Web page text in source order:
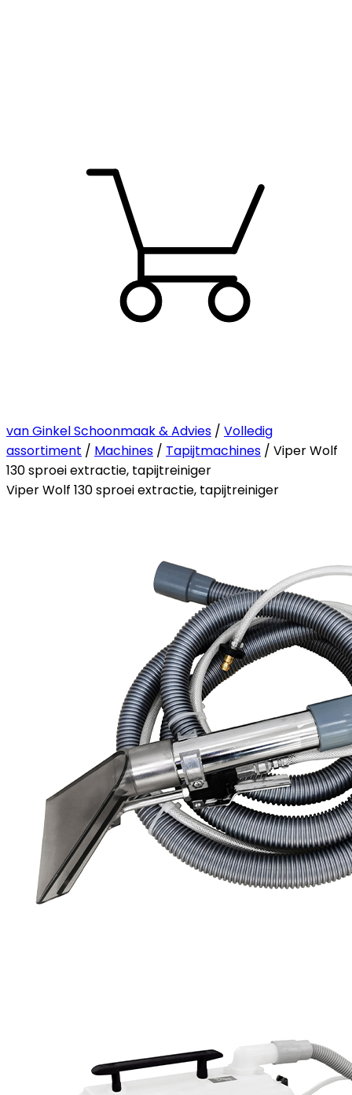
van Ginkel Schoonmaak & Advies / Volledig
assortiment / Machines / Tapijtmachines / Viper Wolf
130 sproei extractie, tapijtreiniger
Viper Wolf 130 sproei extractie, tapijtreiniger